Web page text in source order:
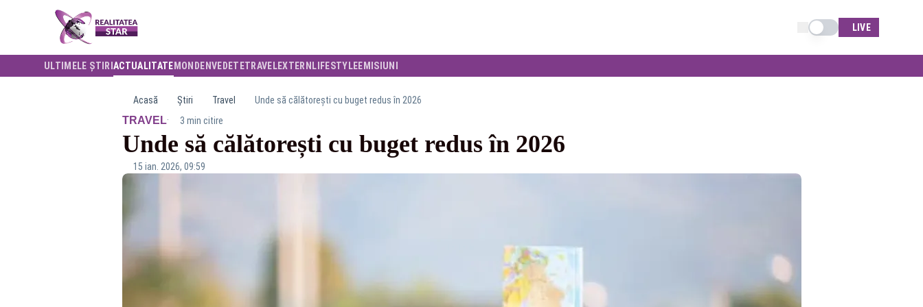
Schimba tema
LIVE
ULTIMELE ȘTIRI ACTUALITATE MONDENVEDETETRAVELEXTERN LIFESTYLEEMISIUNI
Acasă Știri Travel Unde să călătorești cu buget redus în 2026
TRAVEL· 3 min citire
Unde să călătorești cu buget redus în 2026
15 ian. 2026, 09:59